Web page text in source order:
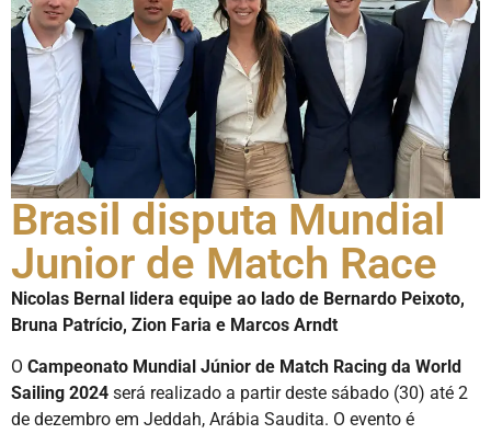
Brasil disputa Mundial
Junior de Match Race
Nicolas Bernal lidera equipe ao lado de Bernardo Peixoto,
Bruna Patrício, Zion Faria e Marcos Arndt
O Campeonato Mundial Júnior de Match Racing da World
Sailing 2024 será realizado a partir deste sábado (30) até 2
de dezembro em Jeddah, Arábia Saudita. O evento é